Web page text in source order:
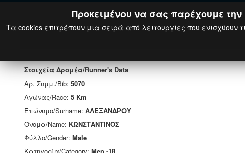
Στοιχεία Δρομέα/Runner's Data
Αρ. Συμμ./Bib: 5070
Αγώνας/Race: 5 Km
Επώνυμο/Surname: ΑΛΕΞΑΝΔΡΟΥ
Όνομα/Name: ΚΩΝΣΤΑΝΤΙΝΟΣ
Φύλλο/Gender: Male
Προκειμένου να σας παρέχουμε την
Τα cookies επιτρέπουν μια σειρά από λειτουργίες που ενισχύουν